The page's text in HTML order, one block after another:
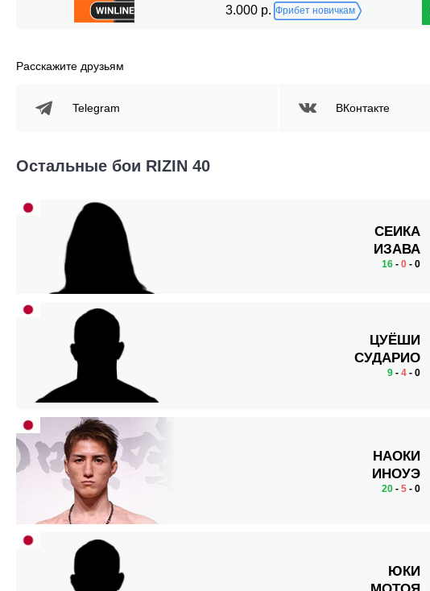
3.000 р. Фрибет новичкам
Расскажите друзьям
Telegram ВКонтакте
Остальные бои RIZIN 40
СЕИКА
ИЗАВА
16- 0- 0
ЦУЁШИ
СУДАРИО
9- 4- 0
НАОКИ
ИНОУЭ
20- 5- 0
ЮКИ